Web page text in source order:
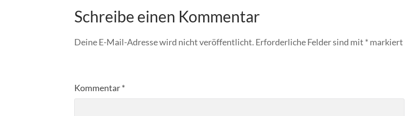
Schreibe einen Kommentar
Deine E-Mail-Adresse wird nicht veröffentlicht. Erforderliche Felder sind mit * markiert
Kommentar*